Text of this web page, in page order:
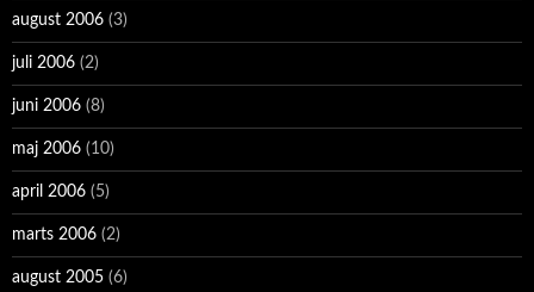
august 2006 (3)
juli 2006 (2)
juni 2006 (8)
maj 2006 (10)
april 2006 (5)
marts 2006 (2)
august 2005 (6)